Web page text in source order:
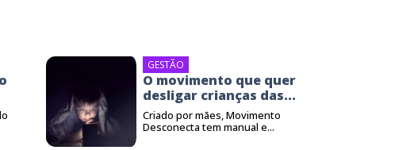
GESTÃO
O movimento que quer
desligar crianças das...
Criado por mães, Movimento
Desconecta tem manual e...